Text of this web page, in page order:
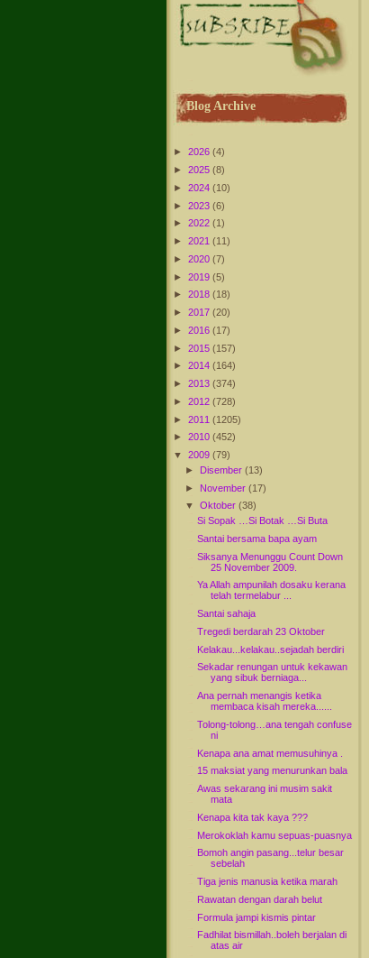
Blog Archive
► 2026 (4)
► 2025 (8)
► 2024 (10)
► 2023 (6)
► 2022 (1)
► 2021 (11)
► 2020 (7)
► 2019 (5)
► 2018 (18)
► 2017 (20)
► 2016 (17)
► 2015 (157)
► 2014 (164)
► 2013 (374)
► 2012 (728)
► 2011 (1205)
► 2010 (452)
▼
2009 (79)
► Disember(13)
► November(17)
▼
Oktober(38)
Si Sopak …Si Botak …Si Buta
Santai bersama bapa ayam
Siksanya Menunggu Count Down
25 November 2009.
Ya Allah ampunilah dosaku kerana
telah termelabur ...
Santai sahaja
Tregedi berdarah 23 Oktober
Kelakau...kelakau..sejadah berdiri
Sekadar renungan untuk kekawan
yang sibuk berniaga...
Ana pernah menangis ketika
membaca kisah mereka......
Tolong-tolong…ana tengah confuse
ni
Kenapa ana amat memusuhinya .
15 maksiat yang menurunkan bala
Awas sekarang ini musim sakit
mata
Kenapa kita tak kaya ???
Merokoklah kamu sepuas-puasnya
Bomoh angin pasang...telur besar
sebelah
Tiga jenis manusia ketika marah
Rawatan dengan darah belut
Formula jampi kismis pintar
Fadhilat bismillah..boleh berjalan di
atas air